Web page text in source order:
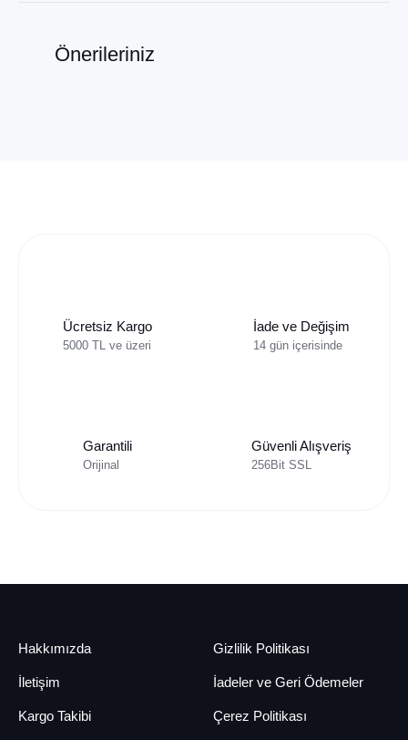
Önerileriniz
Ücretsiz Kargo
5000 TL ve üzeri
İade ve Değişim
14 gün içerisinde
Garantili
Orijinal
Güvenli Alışveriş
256Bit SSL
Hakkımızda
İletişim
Kargo Takibi
Gizlilik Politikası
İadeler ve Geri Ödemeler
Çerez Politikası